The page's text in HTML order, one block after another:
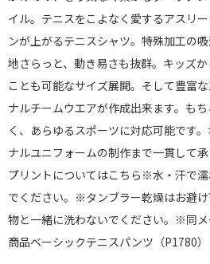
イル。テニスをこよなく愛するアスリ
ンが上がるテニスシャツ。特殊加工の
地さらっと、動き易さも抜群。キッズ
ことも可能なサイズ展開。そして豊富
ナルチームウエアが作成出来ます。も
く、あらゆるスポーツに対応可能です
ナルユニフォームの制作まで一貫して
プリントについてはこちら※水・汗で
でください。※タンブラー乾燥はお避
物と一緒に洗わないでください。※同
商品ベーシックテニスパンツ（P1780）